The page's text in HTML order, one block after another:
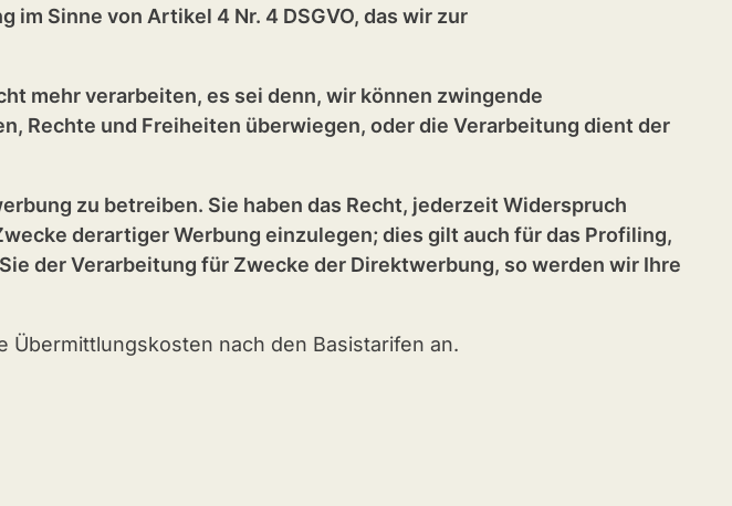
Sinne von Artikel 4 Nr. 4 DSGVO, das wir zur
mehr verarbeiten, es sei denn, wir können zwingende
Rechte und Freiheiten überwiegen, oder die Verarbeitung dient der
zu betreiben. Sie haben das Recht, jederzeit Widerspruch
derartiger Werbung einzulegen; dies gilt auch für das Profiling,
der Verarbeitung für Zwecke der Direktwerbung, so werden wir Ihre
nach den Basistarifen an.